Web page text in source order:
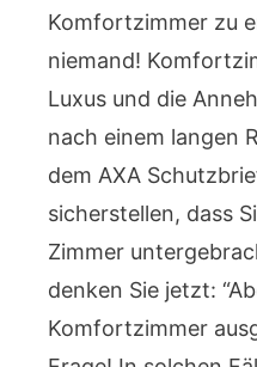
Komfortzimmer zu
niemand!
Luxus und die
nach einem langen
dem AXA
sicherstellen, dass
Zimmer
denken Sie jetzt:
Komfortzimmer